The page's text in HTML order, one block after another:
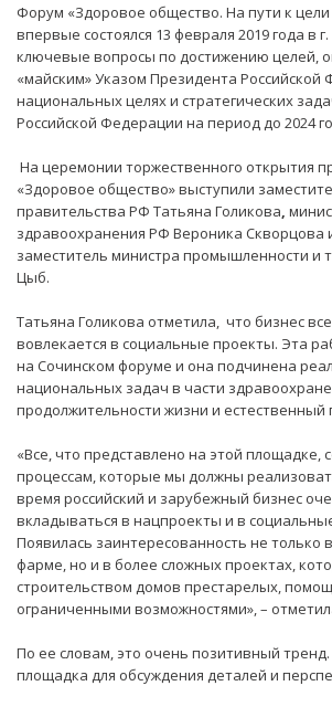
Форум «Здоровое общество. На пути к цели
впервые состоялся 13 февраля 2019 года в
ключевые вопросы по достижению целей,
«майским» Указом Президента
национальных целях и стратегических
Российской Федерации на период до 2024
На церемонии торжественного открытия
«Здоровое общество» выступили
правительства РФ Татьяна Голикова
здравоохранения РФ Вероника Скворцова
заместитель министра промышленности и
Цыб.
Татьяна Голикова отметила, что бизнес
вовлекается в социальные проекты. Эта
на Сочинском форуме и она подчинена
национальных задач в части
продолжительности жизни и естественный
«Все, что представлено на этой площадке,
процессам, которые мы должны
время российский и зарубежный бизнес
вкладываться в нацпроекты и в
Появилась заинтересованность не только
фарме, но и в более сложных проектах,
строительством домов престарелых,
ограниченными возможностями», –
По ее словам, это очень позитивный
площадка для обсуждения деталей и